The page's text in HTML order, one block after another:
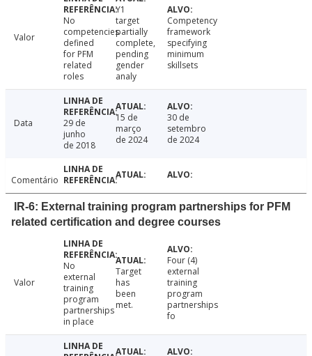
Valor
No
competencies
defined
for PFM
related
roles
Y1
target
partially
complete,
pending
gender
analy
Competency
framework
specifying
minimum
skillsets
Data
29 de
junho
de 2018
15 de
março
de 2024
30 de
setembro
de 2024
Comentário
IR-6: External training program partnerships for PFM
related certification and degree courses
Valor
No
external
training
program
partnerships
in place
Target
has
been
met.
Four (4)
external
training
program
partnerships
fo